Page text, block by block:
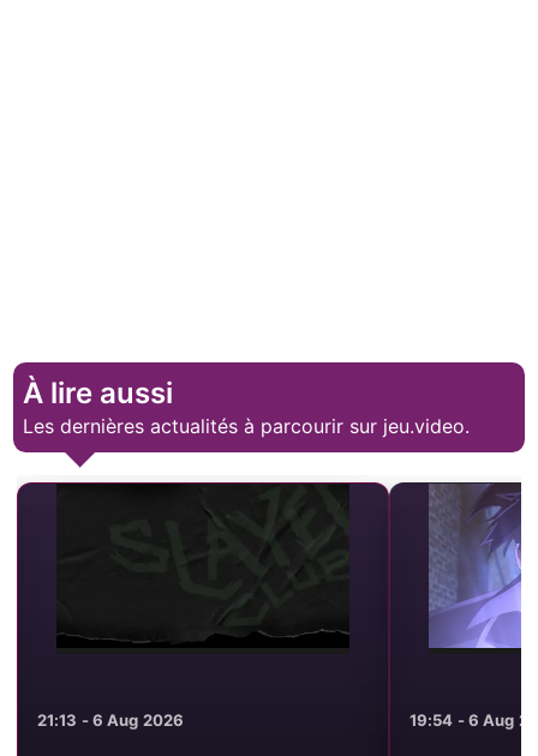
À lire aussi
Les dernières actualités à parcourir sur jeu.video.
19:54 - 6 Aug 2026 19:44 - 6 Aug